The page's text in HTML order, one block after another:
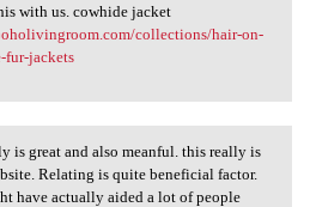
with us. cowhide jacket
collections/hair-on-
fur-jackets
is great and also
is great and also meanful. this really is
Relating is quite beneficial factor.
have actually aided a lot of people